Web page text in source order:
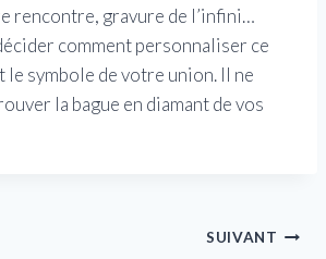
rencontre, gravure de l’infini…
comment personnaliser ce
le symbole de votre union. Il ne
la bague en diamant de vos
SUIVANT